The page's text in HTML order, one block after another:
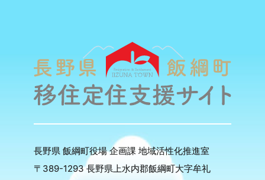
長野県 飯綱町役場 企画課 地域活性化推進室
〒389-1293 長野県上水内郡飯綱町大字牟礼